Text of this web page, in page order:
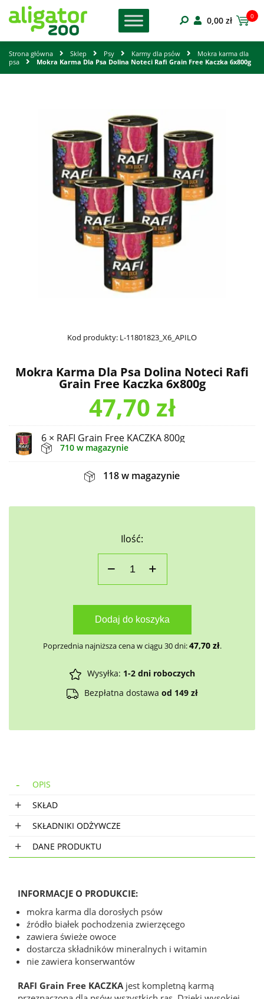
0,00 zł 0
Strona główna Sklep Psy Karmy dla psów
Mokra karma dla
psa
Mokra Karma Dla Psa Dolina Noteci Rafi Grain Free Kaczka 6x800g
Kod produkty: L-11801823_X6_APILO
Mokra Karma Dla Psa Dolina Noteci Rafi
Grain Free Kaczka 6x800g
47,70 zł
6 × RAFI Grain Free KACZKA 800g
710 w magazynie
118 w magazynie
Ilość:
Dodaj do koszyka
Poprzednia najniższa cena w ciągu 30 dni:47,70 zł.
Wysyłka: 1-2 dni roboczych
Bezpłatna dostawa od 149 zł
OPIS
SKŁAD
SKŁADNIKI ODŻYWCZE
DANE PRODUKTU
INFORMACJE O PRODUKCIE:
mokra karma dla dorosłych psów
źródło białek pochodzenia zwierzęcego
zawiera świeże owoce
dostarcza składników mineralnych i witamin
nie zawiera konserwantów
RAFI Grain Free KACZKA jest kompletną karmą